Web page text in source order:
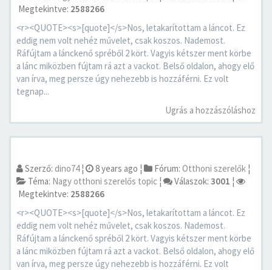
Megtekintve: 2588266
<r><QUOTE><s>[quote]</s>Nos, letakarítottam a láncot. Ez
eddig nem volt nehéz művelet, csak koszos. Nademost.
Ráfújtam a lánckenő spréből 2 kört. Vagyis kétszer ment körbe
a lánc miközben fújtam rá azt a vackot. Belső oldalon, ahogy elő
van írva, meg persze úgy nehezebb is hozzáférni. Ez volt
tegnap...
Ugrás a hozzászóláshoz
Szerző: dino74¦ 8 years ago ¦ Fórum: Otthoni szerelők ¦
Téma: Nagy otthoni szerelős topic ¦ Válaszok: 3001 ¦
Megtekintve: 2588266
<r><QUOTE><s>[quote]</s>Nos, letakarítottam a láncot. Ez
eddig nem volt nehéz művelet, csak koszos. Nademost.
Ráfújtam a lánckenő spréből 2 kört. Vagyis kétszer ment körbe
a lánc miközben fújtam rá azt a vackot. Belső oldalon, ahogy elő
van írva, meg persze úgy nehezebb is hozzáférni. Ez volt